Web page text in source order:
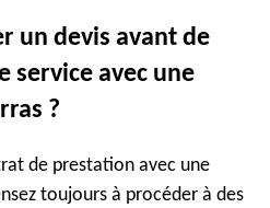
un devis avant de
service avec une
?
de prestation avec une
toujours à procéder à des